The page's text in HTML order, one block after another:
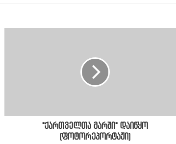
"ქართველთა მარში" დაიწყო
(ფოტორეპორტაჟი)